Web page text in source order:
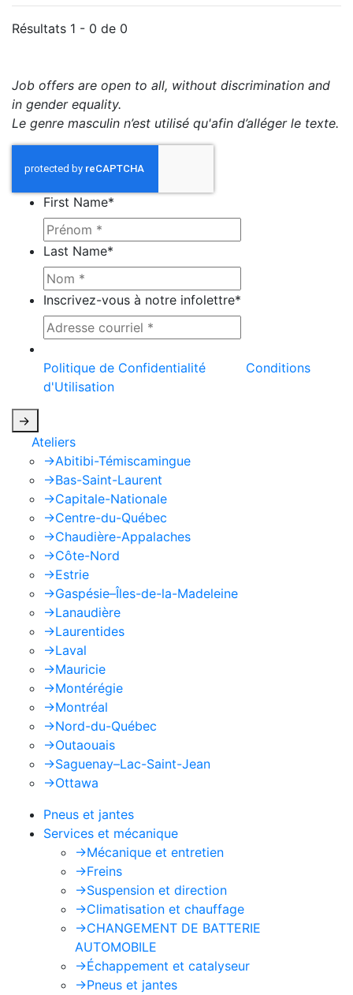
Résultats 1 - 0 de 0
Job offers are open to all, without discrimination and
in gender equality.
Le genre masculin n’est utilisé qu'afin d’alléger le texte.
First Name*
Last Name*
Inscrivez-vous à notre infolettre*
Politique de Confidentialité
Conditions
d'Utilisation
->
Ateliers
->Abitibi-Témiscamingue
->Bas-Saint-Laurent
->Capitale-Nationale
->Centre-du-Québec
->Chaudière-Appalaches
->Côte-Nord
->Estrie
->Gaspésie–Îles-de-la-Madeleine
->Lanaudière
->Laurentides
->Laval
->Mauricie
->Montérégie
->Montréal
->Nord-du-Québec
->Outaouais
->Saguenay–Lac-Saint-Jean
->Ottawa
Pneus et jantes
Services et mécanique
->Mécanique et entretien
->Freins
->Suspension et direction
->Climatisation et chauffage
->CHANGEMENT DE BATTERIE
AUTOMOBILE
->Échappement et catalyseur
->Pneus et jantes